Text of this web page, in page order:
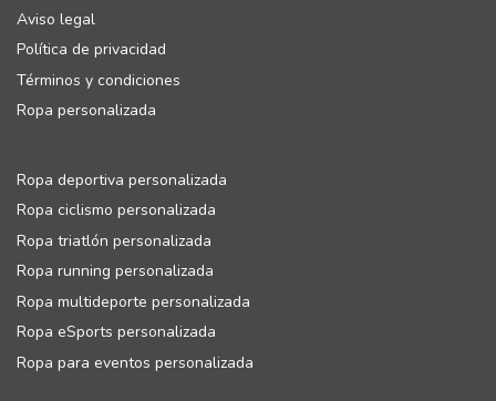
Aviso legal
Política de privacidad
Términos y condiciones
Ropa personalizada
Ropa deportiva personalizada
Ropa ciclismo personalizada
Ropa triatlón personalizada
Ropa running personalizada
Ropa multideporte personalizada
Ropa eSports personalizada
Ropa para eventos personalizada